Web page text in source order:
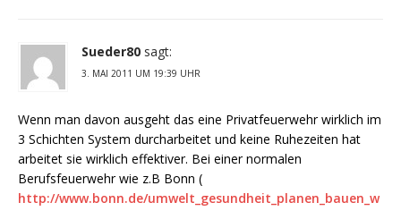
Sueder80 sagt:
3. MAI 2011 UM 19:39 UHR
Wenn man davon ausgeht das eine Privatfeuerwehr wirklich im
3 Schichten System durcharbeitet und keine Ruhezeiten hat
arbeitet sie wirklich effektiver. Bei einer normalen
Berufsfeuerwehr wie z.B Bonn (
http://www.bonn.de/umwelt_gesundheit_planen_bauen_w